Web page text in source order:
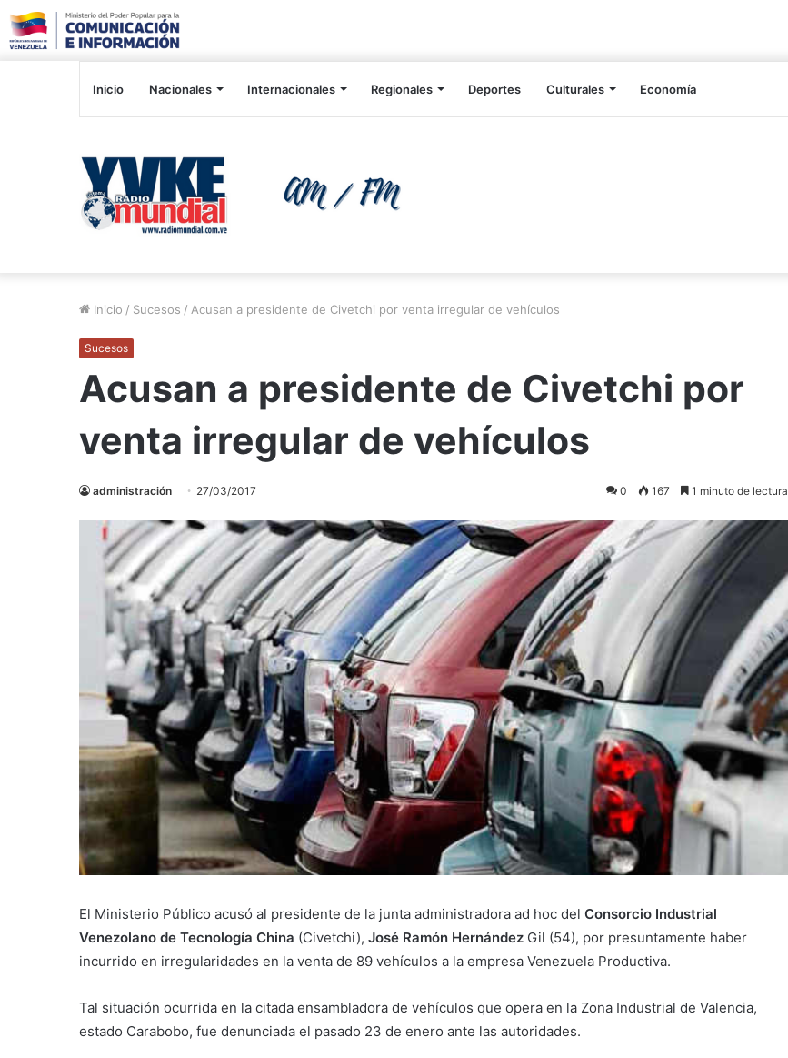
Inicio Nacionales Internacionales Regionales Deportes Culturales Economía
Inicio / Sucesos / Acusan a presidente de Civetchi por venta irregular de vehículos
Sucesos
Acusan a presidente de Civetchi por
venta irregular de vehículos
administración 27/03/2017 0 167 1 minuto de lectura
El Ministerio Público acusó al presidente de la junta administradora ad hoc del Consorcio Industrial
Venezolano de Tecnología China (Civetchi), José Ramón Hernández Gil (54), por presuntamente haber
incurrido en irregularidades en la venta de 89 vehículos a la empresa Venezuela Productiva.
Tal situación ocurrida en la citada ensambladora de vehículos que opera en la Zona Industrial de Valencia,
estado Carabobo, fue denunciada el pasado 23 de enero ante las autoridades.